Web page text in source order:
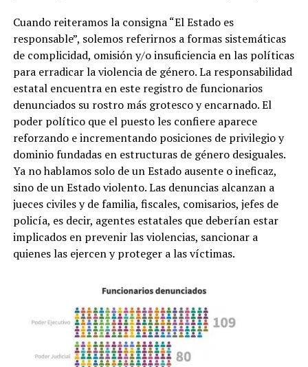
Cuando reiteramos la consigna “El Estado es
responsable”, solemos referirnos a formas sistemáticas
de complicidad, omisión y/o insuficiencia en las políticas
para erradicar la violencia de género. La responsabilidad
estatal encuentra en este registro de funcionarios
denunciados su rostro más grotesco y encarnado. El
poder político que el puesto les confiere aparece
reforzando e incrementando posiciones de privilegio y
dominio fundadas en estructuras de género desiguales.
Ya no hablamos solo de un Estado ausente o ineficaz,
sino de un Estado violento. Las denuncias alcanzan a
jueces civiles y de familia, fiscales, comisarios, jefes de
policía, es decir, agentes estatales que deberían estar
implicados en prevenir las violencias, sancionar a
quienes las ejercen y proteger a las víctimas.